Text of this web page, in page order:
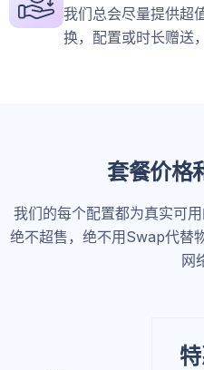
我们总会尽量提供超
换，配置或时长赠送
套餐价格
我们的每个配置都为真实可
绝不超售，绝不用Swap代替
网